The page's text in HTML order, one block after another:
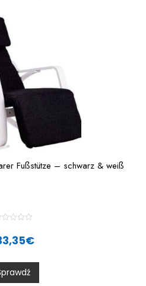
Fußstütze – schwarz & weiß
€